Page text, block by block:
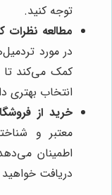
توجه کنید.
مطالعه نظرات
در مورد
کمک می‌کند تا
انتخاب بهتری
خرید از
معتبر و
اطمینان
دریافت